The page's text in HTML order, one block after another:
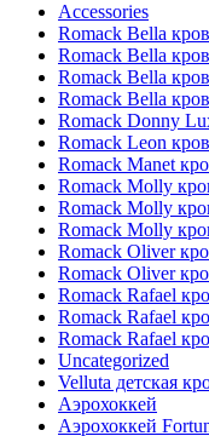
Accessories
Romack Bella
Romack Bella
Romack Bella
Romack Bella
Romack Donny
Romack Leon
Romack Manet
Romack Molly
Romack Molly
Romack Molly
Romack Oliver
Romack Oliver
Romack Rafael
Romack Rafael
Romack Rafael
Uncategorized
Velluta детская
Аэрохоккей
Аэрохоккей